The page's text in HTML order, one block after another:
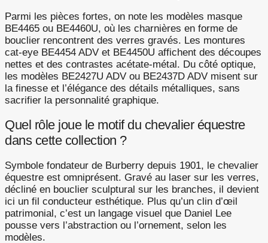
Parmi les pièces fortes, on note les modèles masque
BE4465 ou BE4460U, où les charnières en forme de
bouclier rencontrent des verres gravés. Les montures
cat-eye BE4454 ADV et BE4450U affichent des découpes
nettes et des contrastes acétate-métal. Du côté optique,
les modèles BE2427U ADV ou BE2437D ADV misent sur
la finesse et l’élégance des détails métalliques, sans
sacrifier la personnalité graphique.
Quel rôle joue le motif du chevalier équestre
dans cette collection ?
Symbole fondateur de Burberry depuis 1901, le chevalier
équestre est omniprésent. Gravé au laser sur les verres,
décliné en bouclier sculptural sur les branches, il devient
ici un fil conducteur esthétique. Plus qu’un clin d’œil
patrimonial, c’est un langage visuel que Daniel Lee
pousse vers l’abstraction ou l’ornement, selon les
modèles.